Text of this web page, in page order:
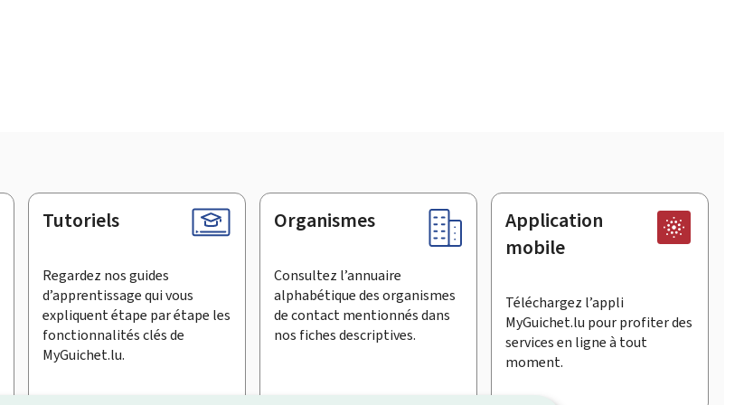
Tutoriels
Regardez nos guides
d’apprentissage qui vous
expliquent étape par étape les
fonctionnalités clés de
MyGuichet.lu.
Organismes
Consultez l’annuaire
alphabétique des organismes
de contact mentionnés dans
nos fiches descriptives.
Application
mobile
Téléchargez l’appli
MyGuichet.lu pour profiter des
services en ligne à tout
moment.